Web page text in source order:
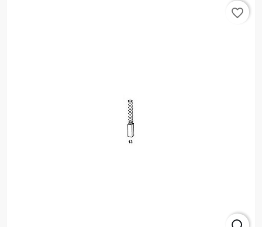
favorite_border